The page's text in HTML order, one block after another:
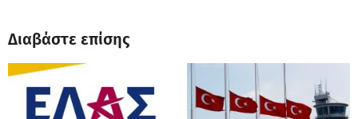
Διαβάστε επίσης